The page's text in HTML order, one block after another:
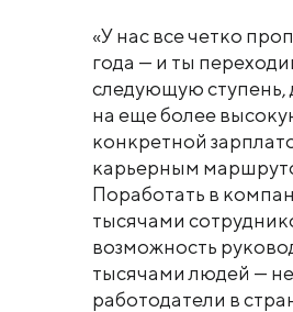
«У нас все четко
года — и ты
следующую ступень,
на еще более
конкретной
карьерным
Поработать в
тысячами
возможность
тысячами людей —
работодатели в